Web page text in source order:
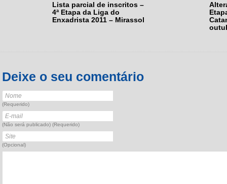
Lista parcial de inscritos –
4ª Etapa da Liga do
Enxadrista 2011 – Mirassol
Deixe o seu comentário
(Requerido)
(Não será publicado) (Requerido)
(Opcional)